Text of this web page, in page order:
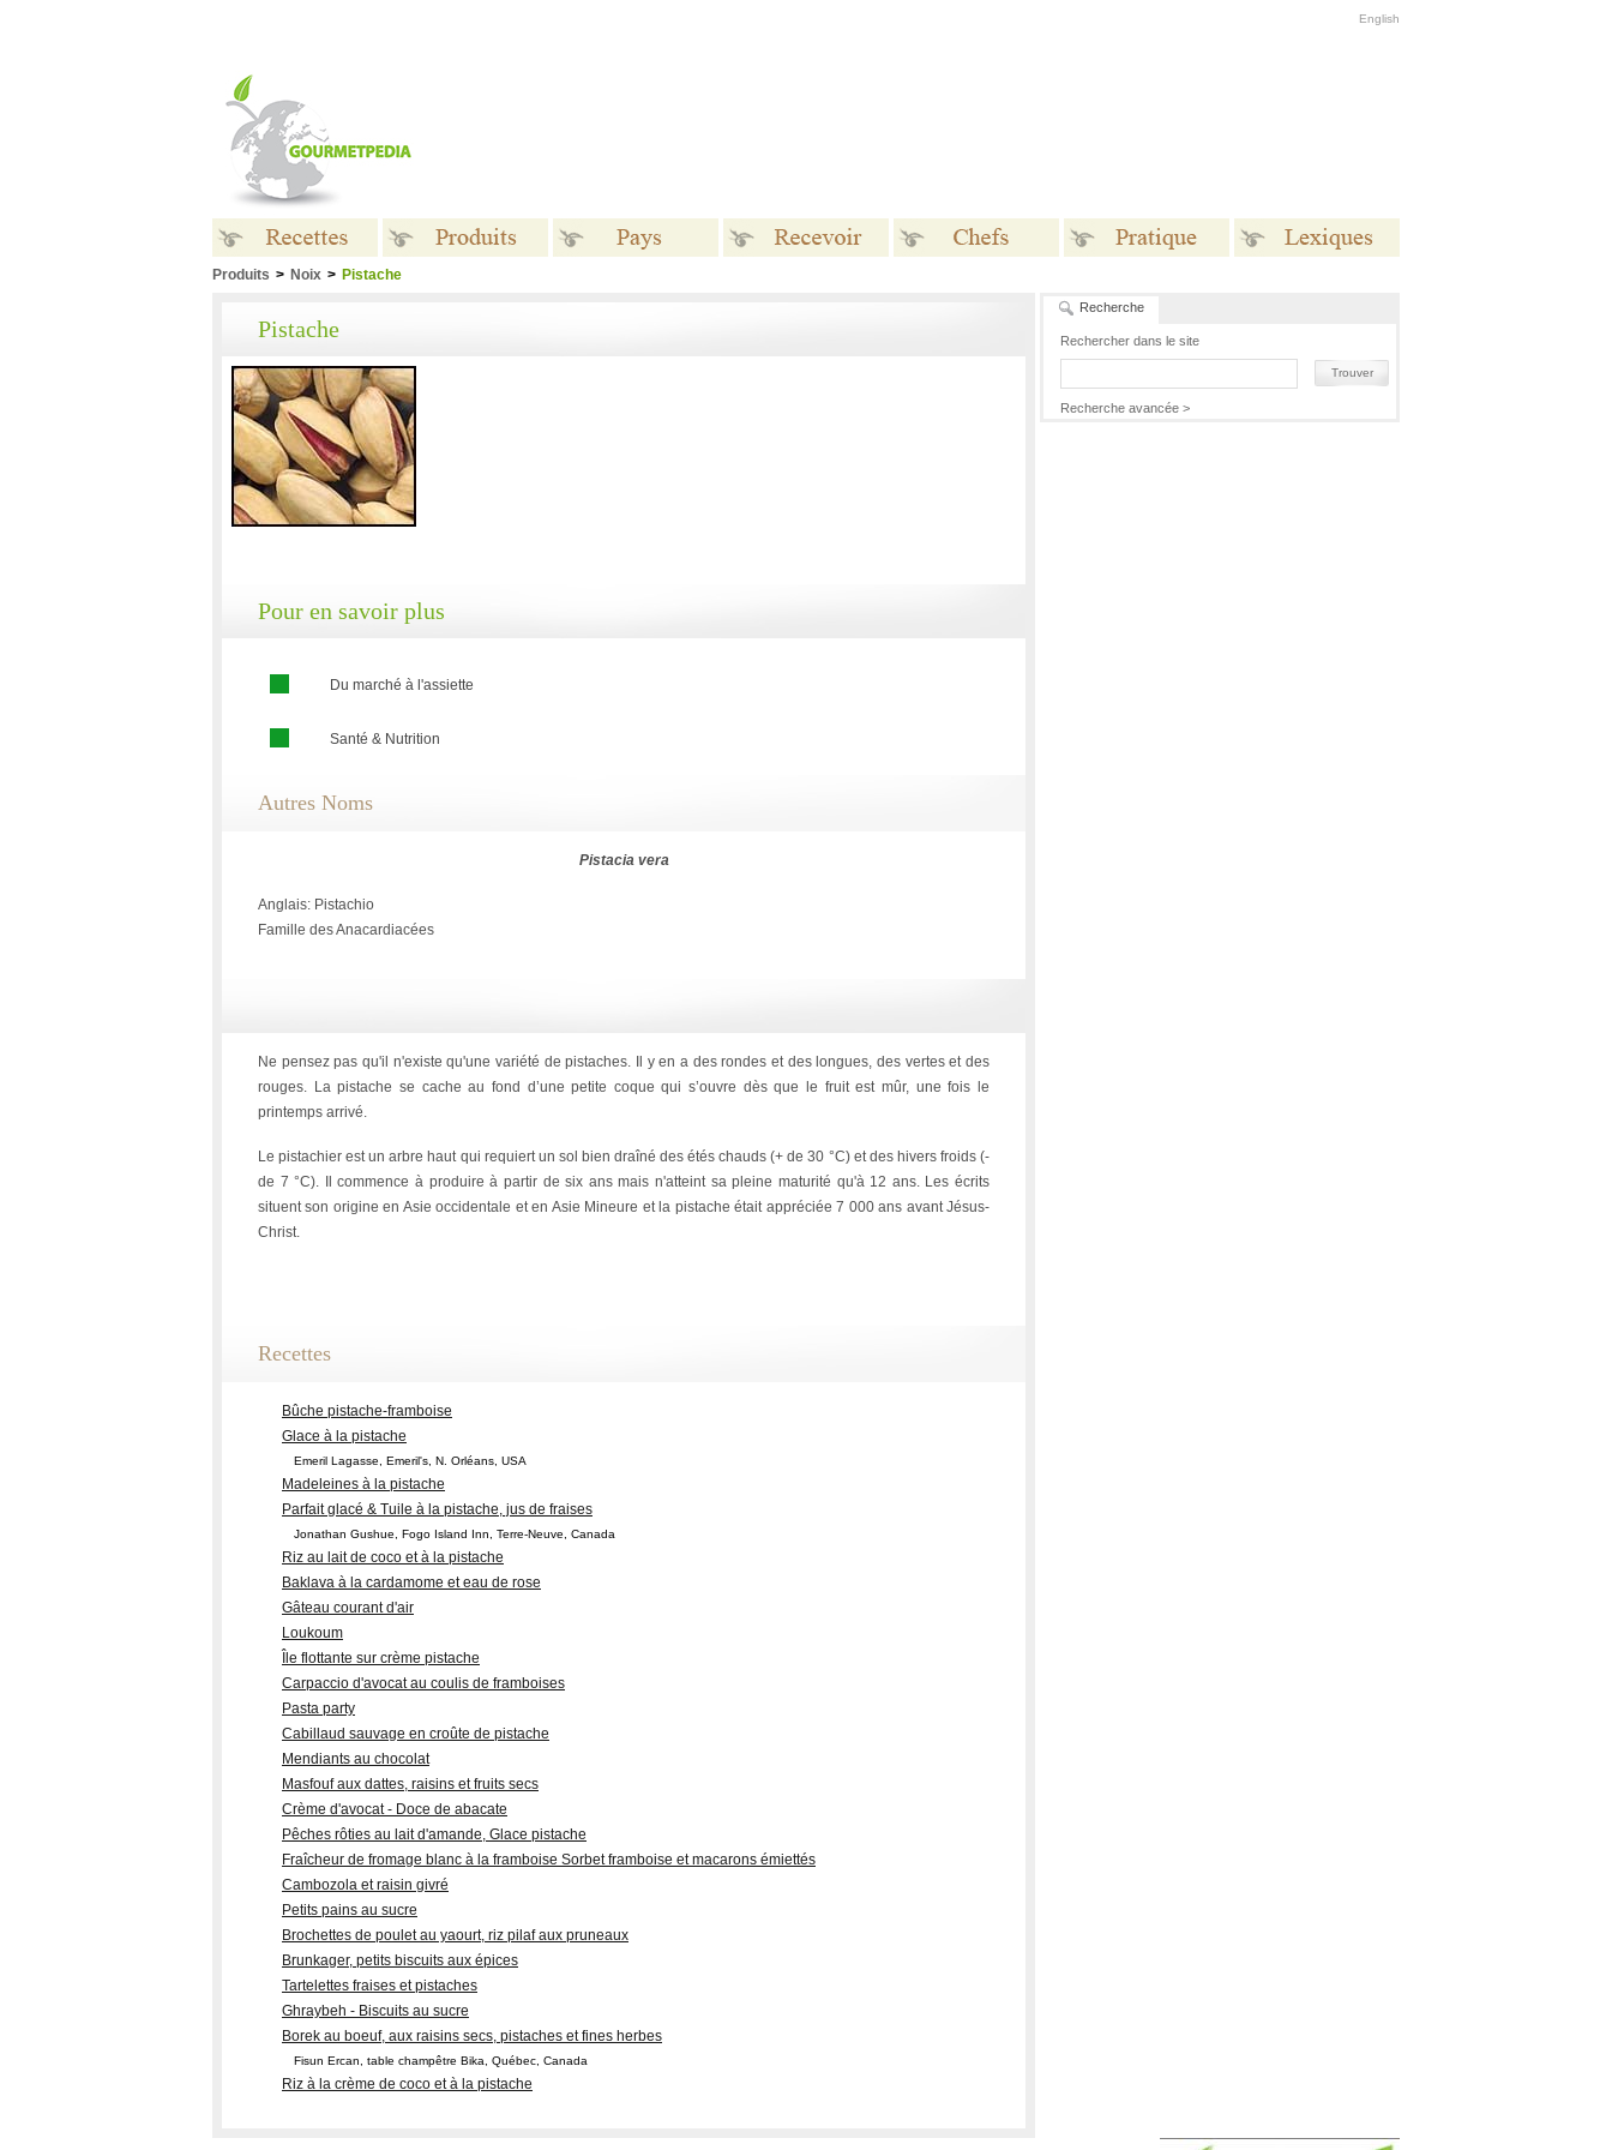
English
Produits > Noix > Pistache
Pistache
Pour en savoir plus
Du marché à l'assiette
Santé & Nutrition
Autres Noms
Pistacia vera
Anglais: Pistachio
Famille des Anacardiacées
Ne pensez pas qu'il n'existe qu'une variété de pistaches. Il y en a des rondes et des longues, des vertes et des
rouges. La pistache se cache au fond d’une petite coque qui s’ouvre dès que le fruit est mûr, une fois le
printemps arrivé.
Le pistachier est un arbre haut qui requiert un sol bien draîné des étés chauds (+ de 30 °C) et des hivers froids (-
de 7 °C). Il commence à produire à partir de six ans mais n'atteint sa pleine maturité qu'à 12 ans. Les écrits
situent son origine en Asie occidentale et en Asie Mineure et la pistache était appréciée 7 000 ans avant Jésus-
Christ.
Recettes
Bûche pistache-framboise
Glace à la pistache
Emeril Lagasse, Emeril's, N. Orléans, USA
Madeleines à la pistache
Parfait glacé & Tuile à la pistache, jus de fraises
Jonathan Gushue, Fogo Island Inn, Terre-Neuve, Canada
Riz au lait de coco et à la pistache
Baklava à la cardamome et eau de rose
Gâteau courant d'air
Loukoum
Île flottante sur crème pistache
Carpaccio d'avocat au coulis de framboises
Pasta party
Cabillaud sauvage en croûte de pistache
Mendiants au chocolat
Masfouf aux dattes, raisins et fruits secs
Crème d'avocat - Doce de abacate
Pêches rôties au lait d'amande, Glace pistache
Fraîcheur de fromage blanc à la framboise Sorbet framboise et macarons émiettés
Cambozola et raisin givré
Petits pains au sucre
Brochettes de poulet au yaourt, riz pilaf aux pruneaux
Brunkager, petits biscuits aux épices
Tartelettes fraises et pistaches
Ghraybeh - Biscuits au sucre
Borek au boeuf, aux raisins secs, pistaches et fines herbes
Fisun Ercan, table champêtre Bika, Québec, Canada
Riz à la crème de coco et à la pistache
Recherche
Rechercher dans le site
Trouver
Recherche avancée >
Recettes Pratique